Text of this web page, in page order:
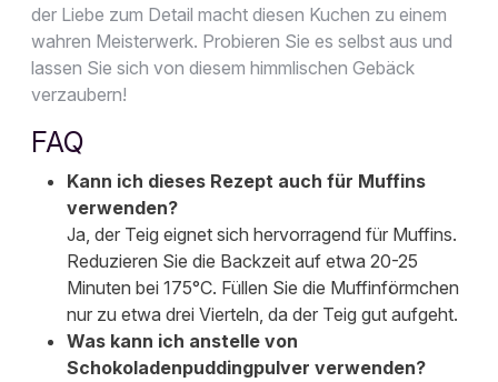
der Liebe zum Detail macht diesen Kuchen zu einem
wahren Meisterwerk. Probieren Sie es selbst aus und
lassen Sie sich von diesem himmlischen Gebäck
verzaubern!
FAQ
Kann ich dieses Rezept auch für Muffins
verwenden?
Ja, der Teig eignet sich hervorragend für Muffins.
Reduzieren Sie die Backzeit auf etwa 20-25
Minuten bei 175°C. Füllen Sie die Muffinförmchen
nur zu etwa drei Vierteln, da der Teig gut aufgeht.
Was kann ich anstelle von
Schokoladenpuddingpulver verwenden?